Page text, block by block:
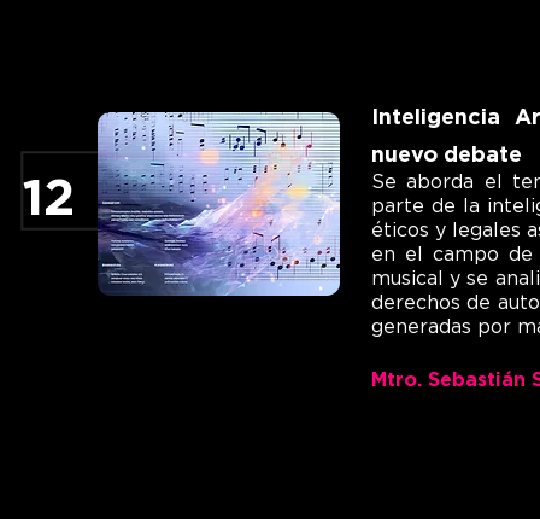
Inteligencia
nuevo debate
Se aborda el
parte de la
éticos y legales
en el campo de
musical y se
derechos de
generadas por
12
Mtro. Sebastián